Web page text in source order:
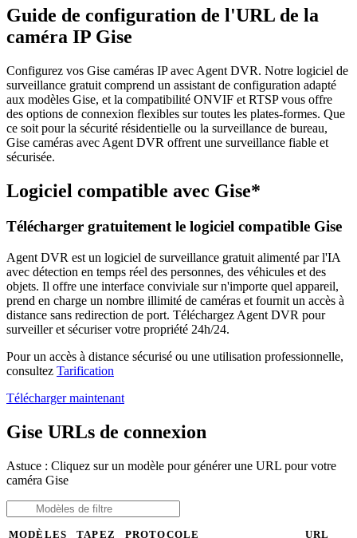
Guide de configuration de l'URL de la
caméra IP Gise
Configurez vos Gise caméras IP avec Agent DVR. Notre logiciel de
surveillance gratuit comprend un assistant de configuration adapté
aux modèles Gise, et la compatibilité ONVIF et RTSP vous offre
des options de connexion flexibles sur toutes les plates-formes. Que
ce soit pour la sécurité résidentielle ou la surveillance de bureau,
Gise caméras avec Agent DVR offrent une surveillance fiable et
sécurisée.
Logiciel compatible avec Gise*
Télécharger gratuitement le logiciel compatible Gise
Agent DVR est un logiciel de surveillance gratuit alimenté par l'IA
avec détection en temps réel des personnes, des véhicules et des
objets. Il offre une interface conviviale sur n'importe quel appareil,
prend en charge un nombre illimité de caméras et fournit un accès à
distance sans redirection de port. Téléchargez Agent DVR pour
surveiller et sécuriser votre propriété 24h/24.
Pour un accès à distance sécurisé ou une utilisation professionnelle,
consultez Tarification
Télécharger maintenant
Gise URLs de connexion
Astuce : Cliquez sur un modèle pour générer une URL pour votre
caméra Gise
MODÈLES TAPEZ PROTOCOLE URL